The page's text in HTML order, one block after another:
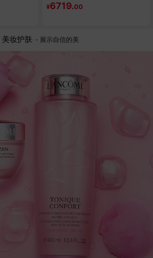
¥6719.00
美妆护肤 - 展示自信的美